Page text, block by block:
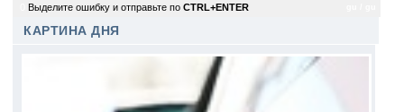
Выделите ошибку и отправьте по CTRL+ENTER
КАРТИНА ДНЯ